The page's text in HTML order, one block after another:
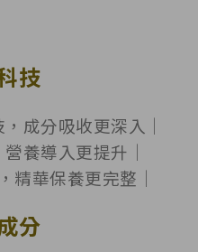
技
成分吸收更深入｜
養導入更提升｜
精華保養更完整｜
分